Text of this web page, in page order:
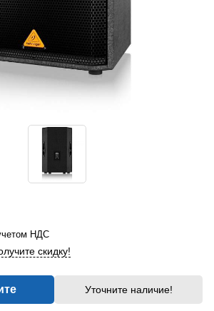
НДС
скидку!
Уточните наличие!